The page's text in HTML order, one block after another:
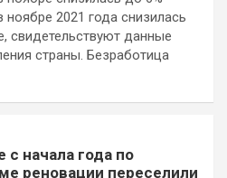
2021 года снизилась
свидетельствуют данные
страны. Безработица
с начала года по
реновации переселили